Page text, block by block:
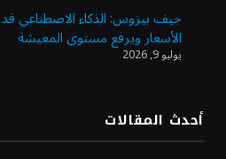
الدولار الأمريكي يتراجع قرب
جيف بيزوس: الذكاء الاصطناعي
الأسعار ويرفع مستوى المعيشة
يوليو 9, 2026
أحدث المقالات